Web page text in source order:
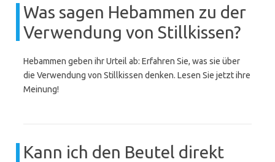
Was sagen Hebammen zu der
Verwendung von Stillkissen?
Hebammen geben ihr Urteil ab: Erfahren Sie, was sie über
die Verwendung von Stillkissen denken. Lesen Sie jetzt ihre
Meinung!
Kann ich den Beutel direkt